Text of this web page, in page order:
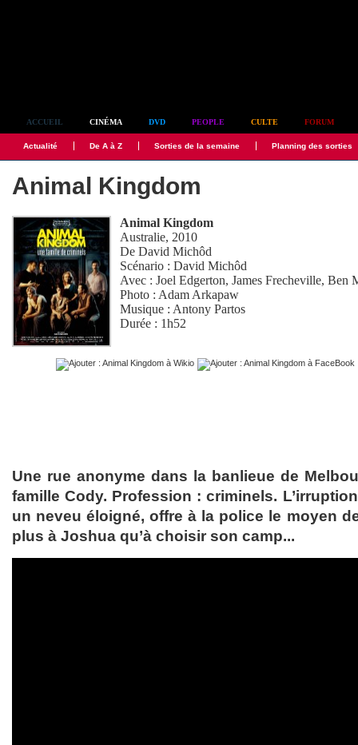
ACCUEIL CINÉMA DVD PEOPLE CULTE FORUM
Actualité De A à Z Sorties de la semaine Planning des sorties
Animal Kingdom
Animal Kingdom
Australie, 2010
DeDavid Michôd
Scénario :David Michôd
Avec :Joel Edgerton,James Frecheville,Ben
Photo : Adam Arkapaw
Musique : Antony Partos
Durée : 1h52
Une rue anonyme dans la banlieue de
famille Cody. Profession : criminels.
un neveu éloigné, offre à la police le moyen
plus à Joshua qu’à choisir son camp...